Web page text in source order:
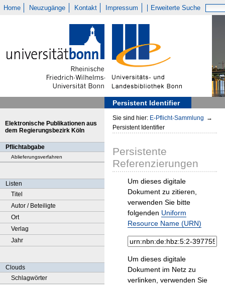
Home Neuzugänge Kontakt Impressum Erweiterte Suche
Persistent Identifier
Elektronische Publikationen aus
dem Regierungsbezirk Köln
Pflichtabgabe
Ablieferungsverfahren
Listen
Titel
Autor / Beteiligte
Ort
Verlag
Jahr
Clouds
Schlagwörter
Sie sind hier: E-Pflicht-Sammlung →
Persistent Identifier
Persistente
Referenzierungen
Um dieses digitale
Dokument zu zitieren,
verwenden Sie bitte
folgenden Uniform
Resource Name (URN)
Um dieses digitale
Dokument im Netz zu
verlinken, verwenden Sie